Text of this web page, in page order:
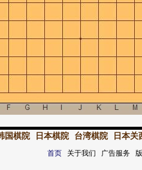
国棋院 日本棋院 台湾棋院 日本关
首页关于我们 广告服务